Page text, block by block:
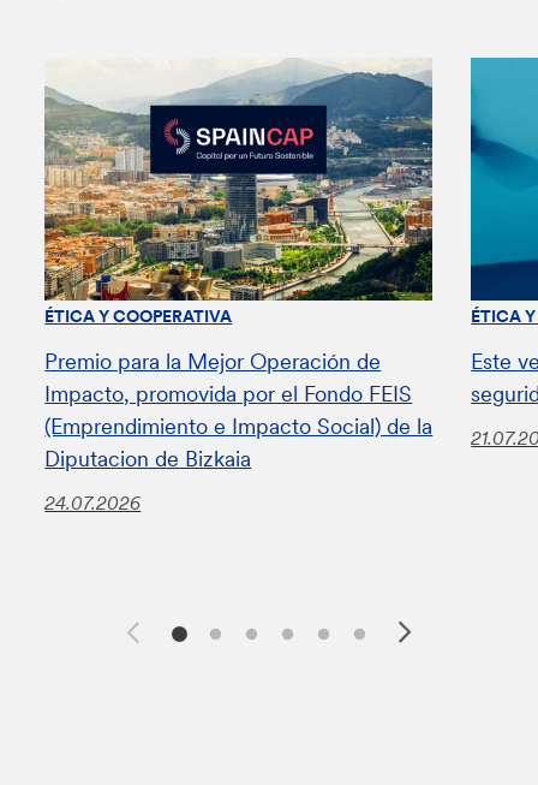
ÉTICA Y COOPERATIVA
Premio para la Mejor Operación de
Impacto, promovida por el Fondo FEIS
(Emprendimiento e Impacto Social) de la
Diputacion de Bizkaia
24.07.2026
ÉTICA
Este